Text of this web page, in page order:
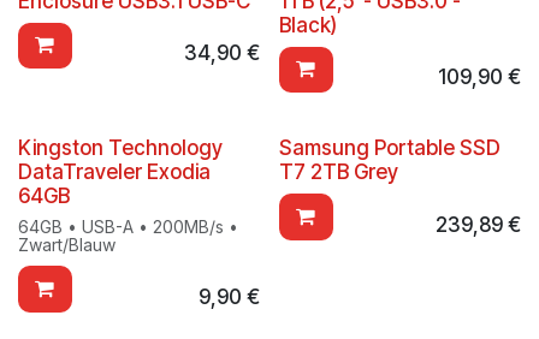
34,90 €
Black)
109,90 €
Kingston Technology
DataTraveler Exodia
64GB
64GB • USB-A • 200MB/s •
Zwart/Blauw
9,90 €
Samsung Portable SSD
T7 2TB Grey
239,89€